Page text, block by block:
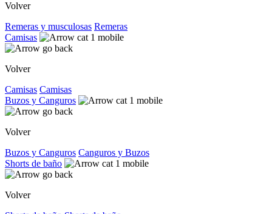
Volver
Remeras y musculosas Remeras
Camisas
Volver
Camisas Camisas
Buzos y Canguros
Volver
Buzos y Canguros Canguros y Buzos
Shorts de baño
Volver